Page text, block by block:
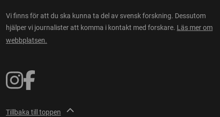
Vi finns för att du ska kunna ta del av svensk forskning. Dessutom
hjälper vi journalister att komma i kontakt med forskare. Läs mer om
webbplatsen.
Tillbaka till toppen